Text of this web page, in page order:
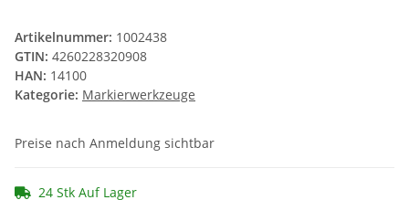
Artikelnummer: 1002438
GTIN: 4260228320908
HAN: 14100
Kategorie: Markierwerkzeuge
Preise nach Anmeldung sichtbar
24 Stk Auf Lager